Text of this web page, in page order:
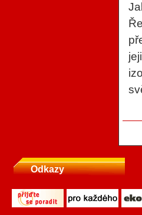
Odkazy